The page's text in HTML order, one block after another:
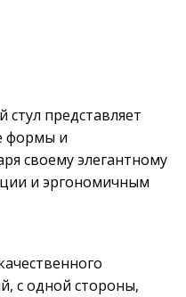
представляет
формы и
своему элегантному
и эргономичным
с одной стороны,